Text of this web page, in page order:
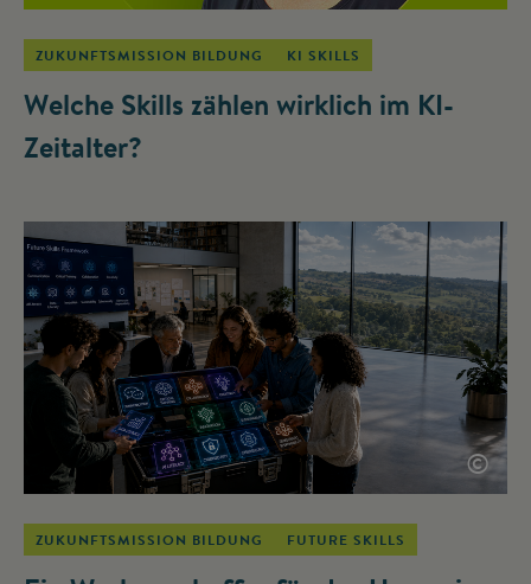
ZUKUNFTSMISSION BILDUNG KI SKILLS
Welche Skills zählen wirklich im KI-
Zeitalter?
©
ZUKUNFTSMISSION BILDUNG FUTURE SKILLS